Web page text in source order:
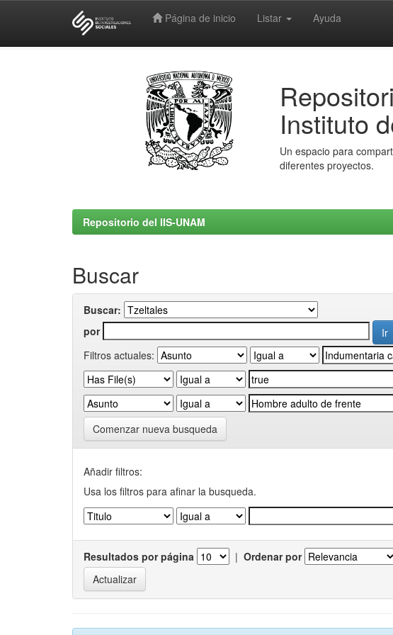
Página de inicio Listar Ayuda
Instituto
Un espacio para
diferentes proyectos.
Repositorio del IIS-UNAM
Buscar
Buscar:
por
Filtros actuales:
Comenzar nueva busqueda
Añadir filtros:
Usa los filtros para afinar la busqueda.
Resultados por página | Ordenar por